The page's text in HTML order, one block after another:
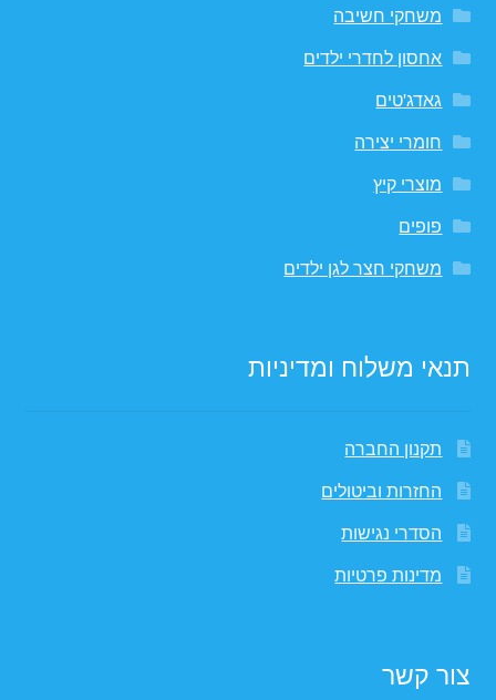
משחקי חשיבה
אחסון לחדרי ילדים
גאדג'טים
חומרי יצירה
מוצרי קיץ
פופים
משחקי חצר לגן ילדים
תנאי משלוח ומדיניות
תקנון החברה
החזרות וביטולים
הסדרי נגישות
מדינות פרטיות
צור קשר